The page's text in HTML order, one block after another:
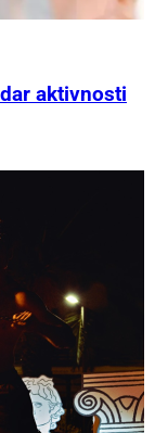
aktivnosti